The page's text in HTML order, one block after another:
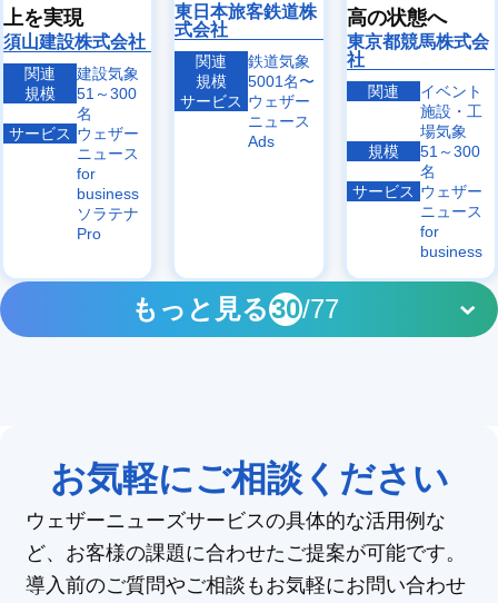
上を実現
須山建設株式会社
関連
建設気象
規模
51～300
名
サービス ウェザー
ニュース
for
business
ソラテナ
Pro
東日本旅客鉄道株
式会社
関連
鉄道気象
規模
5001名〜
サービス ウェザー
ニュース
Ads
高の状態へ
東京都競馬株式会
社
関連
イベント
施設・工
場気象
規模
51～300
名
サービス ウェザー
ニュース
for
business
もっと見る30/77
お気軽にご相談ください
ウェザーニューズサービスの具体的な活用例な
ど、お客様の課題に合わせたご提案が可能です。
導入前のご質問やご相談もお気軽にお問い合わせ